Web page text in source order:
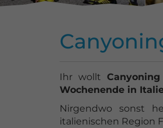
Ihr wollt Canyoning
Wochenende in
Nirgendwo sonst
italienischen Region